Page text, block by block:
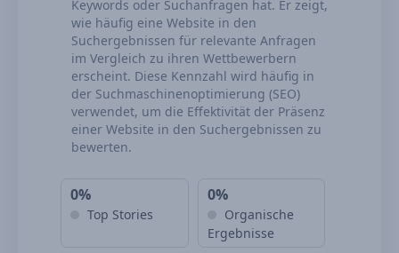
Keywords oder Suchanfragen hat. Er zeigt,
wie häufig eine Website in den
Suchergebnissen für relevante Anfragen
im Vergleich zu ihren Wettbewerbern
erscheint. Diese Kennzahl wird häufig in
der Suchmaschinenoptimierung (SEO)
verwendet, um die Effektivität der Präsenz
einer Website in den Suchergebnissen zu
bewerten.
0%
Top Stories
0%
Organische
Ergebnisse